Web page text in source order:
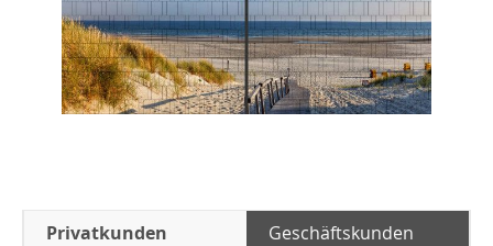
Privatkunden Geschäftskunden